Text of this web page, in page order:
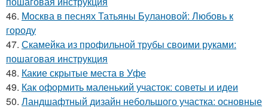
46. Москва в песнях Татьяны Булановой: Любовь к
городу
47. Скамейка из профильной трубы своими руками:
пошаговая инструкция
48. Какие скрытые места в Уфе
49. Как оформить маленький участок: советы и идеи
50. Ландшафтный дизайн небольшого участка: основные